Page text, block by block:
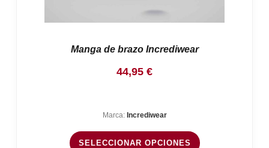
Manga de brazo Incrediwear
44,95 €
Marca: Incrediwear
SELECCIONAR OPCIONES